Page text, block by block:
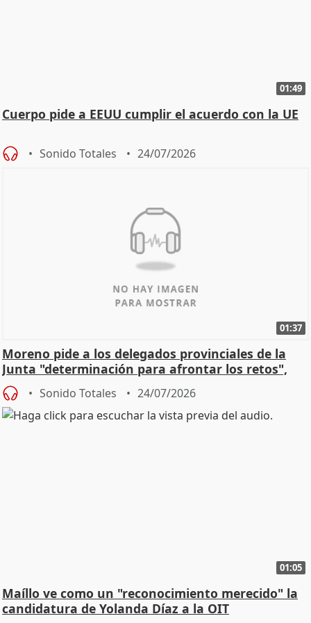
01:49
Cuerpo pide a EEUU cumplir el acuerdo con la UE
Sonido Totales 24/07/2026
01:37
Moreno pide a los delegados provinciales de la
Junta "determinación para afrontar los retos",
diálog
Sonido Totales 24/07/2026
01:05
Maíllo ve como un "reconocimiento merecido" la
candidatura de Yolanda Díaz a la OIT